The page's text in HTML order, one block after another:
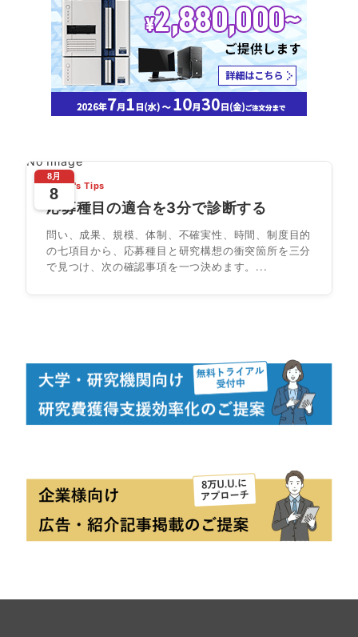
No Image
8月
8
Today's Tips
応募種目の適合を3分で診断する
問い、成果、規模、体制、不確実性、時間、制度目的
の七項目から、応募種目と研究構想の衝突箇所を三分
で見つけ、次の確認事項を一つ決めます。...